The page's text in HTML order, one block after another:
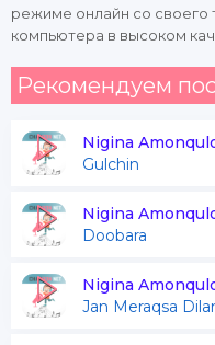
режиме онлайн со своего
компьютера в высоком
Рекомендуем
Nigina
Gulchin
Nigina
Doobara
Nigina
Jan Meraqsa